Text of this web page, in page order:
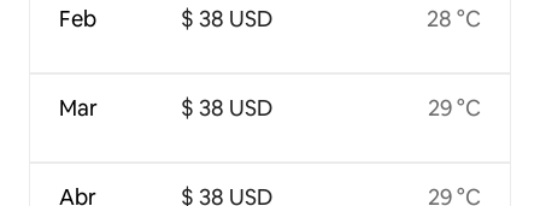
Feb
Mar
Abr
$ 38 USD
$ 38 USD
$ 38 USD
28 °C
29 °C
29 °C